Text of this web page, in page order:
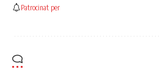
Patrocinat per